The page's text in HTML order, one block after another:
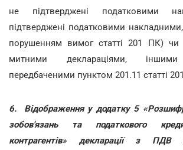
не підтверджені податковими
підтверджені податковими
порушенням вимог статті 201 ПК) чи
митними деклараціями, іншими
передбаченими пунктом 201.11 статті
6.
Відображення у додатку 5
зобов'язань та податкового
контрагентів» декларації з ПДВ